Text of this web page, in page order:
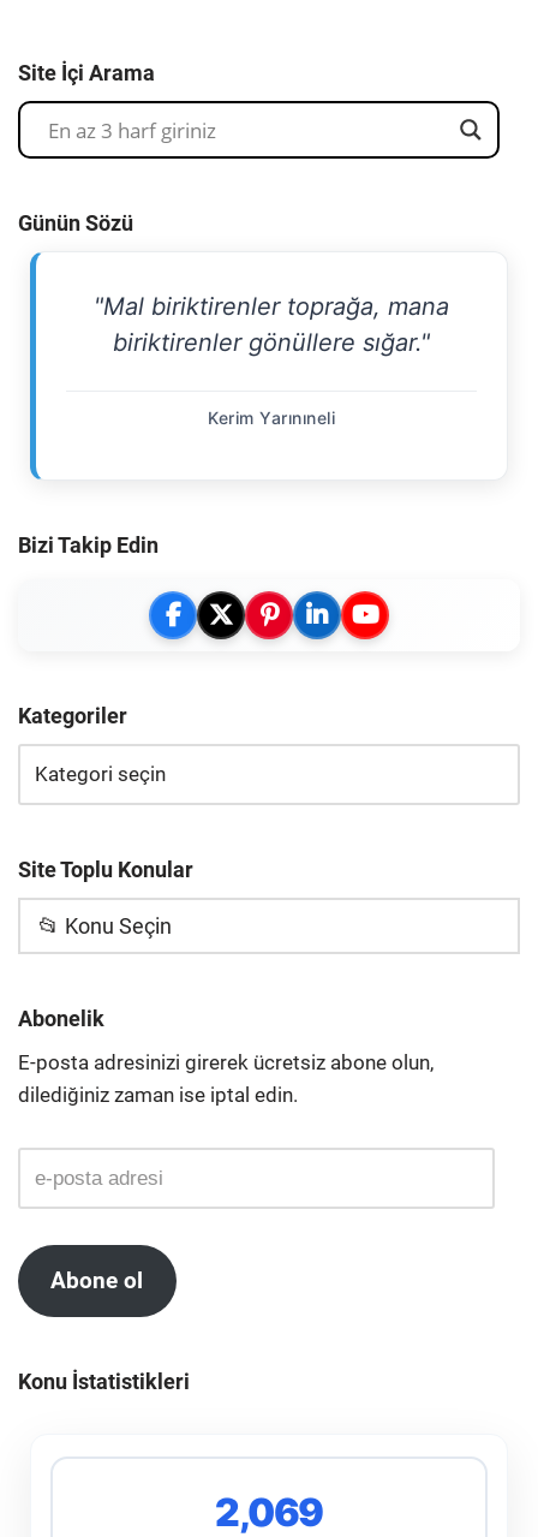
Site İçi Arama
Günün Sözü
"Mal biriktirenler toprağa, mana
biriktirenler gönüllere sığar."
Kerim Yarınıneli
Bizi Takip Edin
Kategoriler
Site Toplu Konular
📂 Konu Seçin
Abonelik
E-posta adresinizi girerek ücretsiz abone olun,
dilediğiniz zaman ise iptal edin.
Abone ol
Konu İstatistikleri
2,069